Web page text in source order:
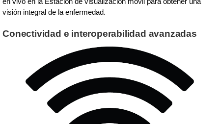
visión integral de la enfermedad.
Conectividad e interoperabilidad avanzadas